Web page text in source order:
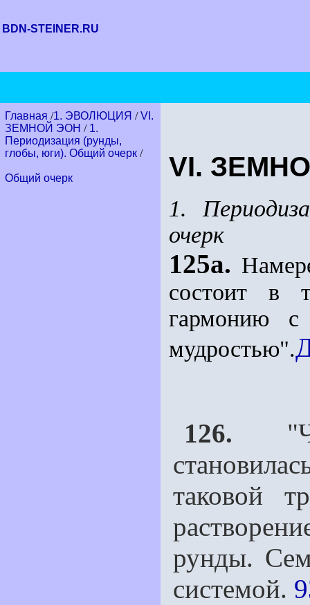
BDN-STEINER.RU
Главная /1. ЭВОЛЮЦИЯ /VI.
ЗЕМНОЙ ЭОН / 1.
Периодизация (рунды,
глобы, юги). Общий очерк /
Общий очерк VI.
1.
очерк
125а.
состоит в
гармонию
мудростью".
126.
таковой
рунды.
системой.